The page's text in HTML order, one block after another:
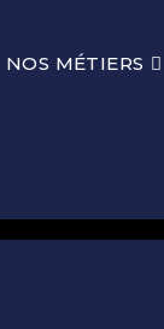
NOS MÉTIERS